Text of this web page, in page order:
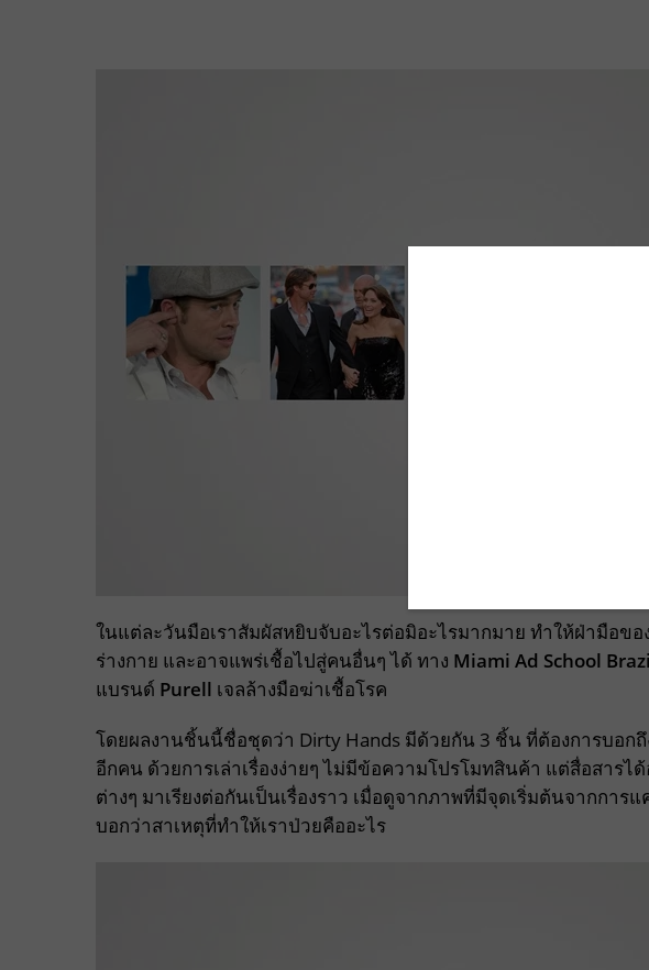
ในแต่ละวันมือเราสัมผัสหยิบจับอะไรต่อมิอะไรมากมาย ทำให้ฝ่ามือขอ
ร่างกาย และอาจแพร่เชื้อไปสู่คนอื่นๆ ได้ ทาง Miami Ad School
แบรนด์ Purell เจลล้างมือฆ่าเชื้อโรค
โดยผลงานชิ้นนี้ชื่อชุดว่า Dirty Hands มีด้วยกัน 3 ชิ้น ที่ต้องการบอก
อีกคน ด้วยการเล่าเรื่องง่ายๆ ไม่มีข้อความโปรโมทสินค้า แต่สื่อสาร
ต่างๆ มาเรียงต่อกันเป็นเรื่องราว เมื่อดูจากภาพที่มีจุดเริ่มต้นจากกา
บอกว่าสาเหตุที่ทำให้เราป่วยคืออะไร